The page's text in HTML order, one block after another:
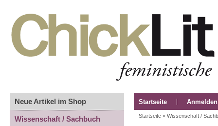
Neue Artikel im Shop
Wissenschaft / Sachbuch
Startseite Anmelden
Startseite » Wissenschaft /